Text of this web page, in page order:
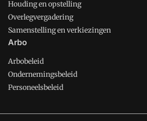
Houding en opstelling
Overlegvergadering
Samenstelling en verkiezingen
Arbo
Arbobeleid
Ondernemingsbeleid
Personeelsbeleid